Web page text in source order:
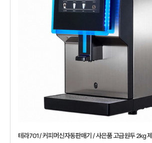
테라701 / 커피머신자동판매기 / 사은품 고급원두 2kg